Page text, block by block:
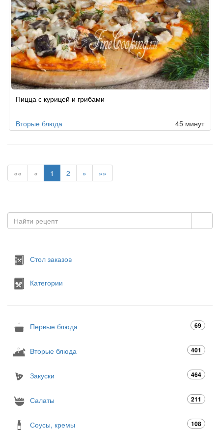
Пицца с курицей и грибами
Вторые блюда 45 минут
«« « 1 2 » »»
Стол заказов
Категории
Первые блюда 69
Вторые блюда 401
Закуски 464
Салаты 211
Соусы, кремы 108